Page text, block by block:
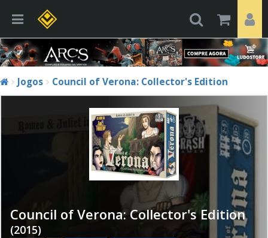
Jogos Council of Verona: Collector's Edition
Council of Verona: Collector's Edition
(2015)